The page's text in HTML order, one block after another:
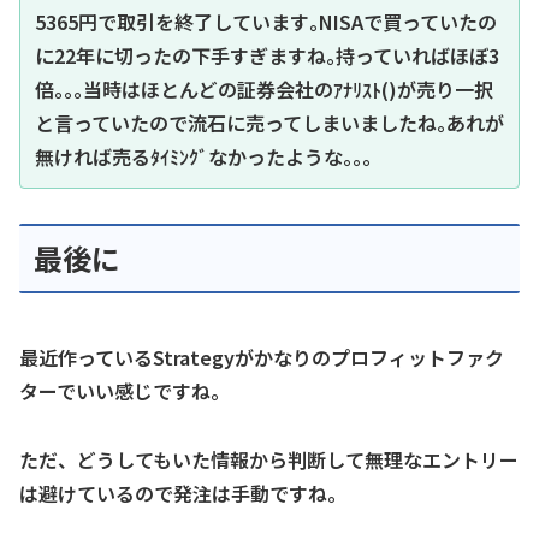
5365円で取引を終了しています｡NISAで買っていたの
に22年に切ったの下手すぎますね｡持っていればほぼ3
倍｡｡｡当時はほとんどの証券会社のｱﾅﾘｽﾄ()が売り一択
と言っていたので流石に売ってしまいましたね｡あれが
無ければ売るﾀｲﾐﾝｸﾞなかったような｡｡｡
最後に
最近作っているStrategyがかなりのプロフィットファク
ターでいい感じですね。
ただ、どうしてもいた情報から判断して無理なエントリー
は避けているので発注は手動ですね。